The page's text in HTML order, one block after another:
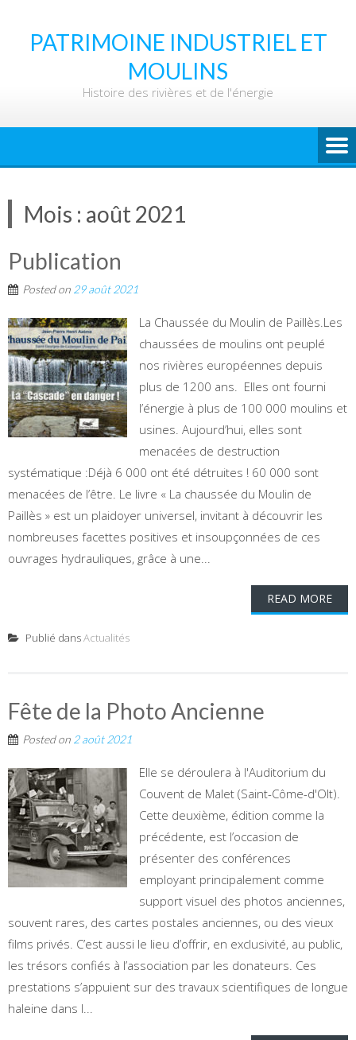
contentPATRIMOINE INDUSTRIEL ET
MOULINS
Histoire des rivières et de l'énergie
Mois : août 2021
Publication
Posted on 29 août 2021
La Chaussée du Moulin de Paillès.Les
chaussées de moulins ont peuplé
nos rivières européennes depuis
plus de 1200 ans. Elles ont fourni
l’énergie à plus de 100 000 moulins et
usines. Aujourd’hui, elles sont
menacées de destruction
systématique :Déjà 6 000 ont été détruites ! 60 000 sont
menacées de l’être. Le livre « La chaussée du Moulin de
Paillès » est un plaidoyer universel, invitant à découvrir les
nombreuses facettes positives et insoupçonnées de ces
ouvrages hydrauliques, grâce à une...
READ MORE
Publié dansActualités
Fête de la Photo Ancienne
Posted on 2 août 2021
Elle se déroulera à l'Auditorium du
Couvent de Malet (Saint-Côme-d'Olt).
Cette deuxième, édition comme la
précédente, est l’occasion de
présenter des conférences
employant principalement comme
support visuel des photos anciennes,
souvent rares, des cartes postales anciennes, ou des vieux
films privés. C’est aussi le lieu d’offrir, en exclusivité, au public,
les trésors confiés à l’association par les donateurs. Ces
prestations s’appuient sur des travaux scientifiques de longue
haleine dans l...